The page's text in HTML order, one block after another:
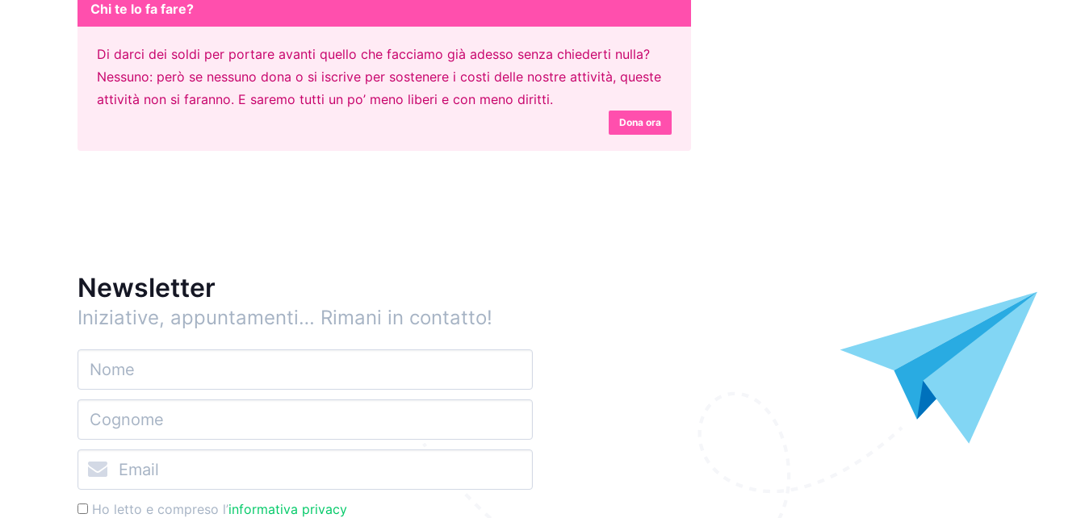
Chi te lo fa fare?
Di darci dei soldi per portare avanti quello che facciamo già adesso senza chiederti nulla?
Nessuno: però se nessuno dona o si iscrive per sostenere i costi delle nostre attività, queste
attività non si faranno. E saremo tutti un po’ meno liberi e con meno diritti.
Dona ora
Newsletter
Iniziative, appuntamenti… Rimani in contatto!
Ho letto e compreso l’informativa privacy